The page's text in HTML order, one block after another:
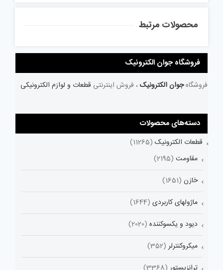
محصولات مرتبط
فروشگاه جوان الکترونیک
فروشگاهجوان الکترونیک ، فروش اینترنتی قطعات و لوازم الکترونیکی
دسته‌های محصولات
قطعات الکترونیک (11265)
مقاومت (2195)
خازن (1651)
ماژولهای کاربردی (1644)
دیود و یکسوکننده (2020)
میکروکنترلر (352)